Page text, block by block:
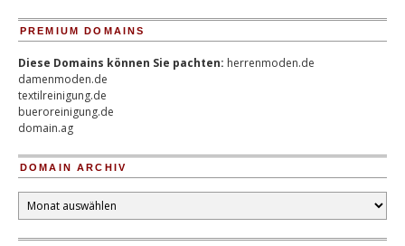
PREMIUM DOMAINS
Diese Domains können Sie pachten: herrenmoden.de
damenmoden.de
textilreinigung.de
bueroreinigung.de
domain.ag
DOMAIN ARCHIV
Domain
Archiv